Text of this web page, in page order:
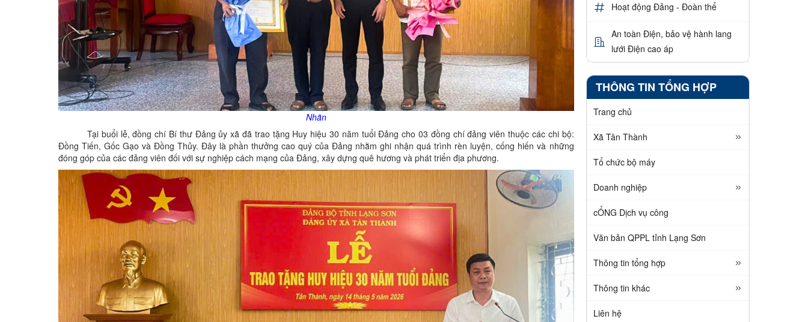
Nhãn
Tại buổi lễ, đồng chí Bí thư Đảng ủy xã đã trao tặng Huy hiệu 30 năm tuổi Đảng cho 03 đồng chí đảng viên thuộc các chi bộ:
Đồng Tiến, Gốc Gạo và Đồng Thủy. Đây là phần thưởng cao quý của Đảng nhằm ghi nhận quá trình rèn luyện, cống hiến và những
đóng góp của các đảng viên đối với sự nghiệp cách mạng của Đảng, xây dựng quê hương và phát triển địa phương.
Hoạt động Đảng - Đoàn thể
An toàn Điện, bảo vệ hành lang
lưới Điện cao áp
THÔNG TIN TỔNG HỢP
Trang chủ
Xã Tân Thành
Tổ chức bộ máy
Doanh nghiệp
cỔNG Dịch vụ công
Văn bản QPPL tỉnh Lạng Sơn
Thông tin tổng hợp
Thông tin khác
Liên hệ